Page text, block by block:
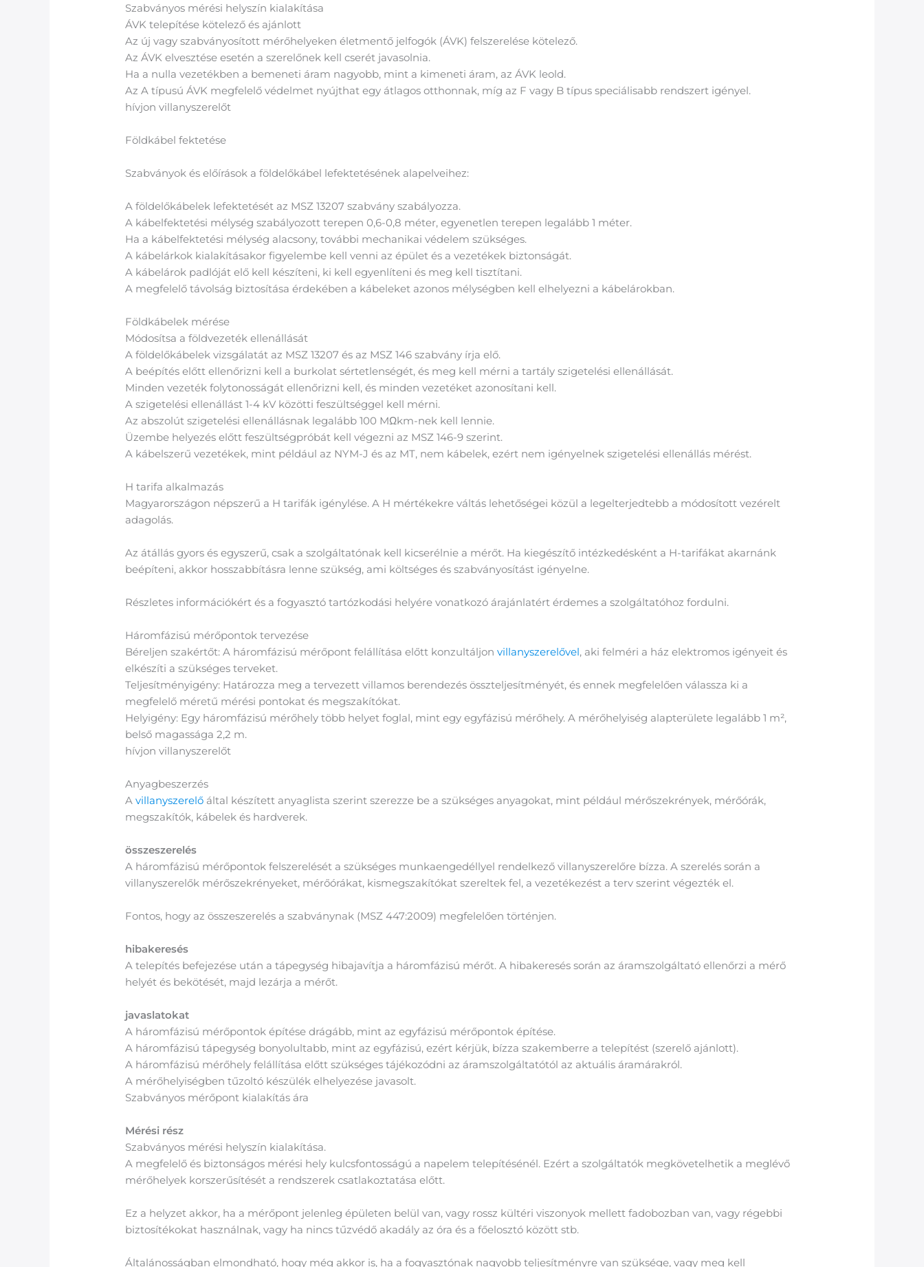
Szabványos mérési helyszín kialakítása
ÁVK telepítése kötelező és ajánlott
Az új vagy szabványosított mérőhelyeken életmentő jelfogók (ÁVK) felszerelése kötelező.
Az ÁVK elvesztése esetén a szerelőnek kell cserét javasolnia.
Ha a nulla vezetékben a bemeneti áram nagyobb, mint a kimeneti áram, az ÁVK leold.
Az A típusú ÁVK megfelelő védelmet nyújthat egy átlagos otthonnak, míg az F vagy B típus speciálisabb rendszert igényel.
hívjon villanyszerelőt
Földkábel fektetése
Szabványok és előírások a földelőkábel lefektetésének alapelveihez:
A földelőkábelek lefektetését az MSZ 13207 szabvány szabályozza.
A kábelfektetési mélység szabályozott terepen 0,6-0,8 méter, egyenetlen terepen legalább 1 méter.
Ha a kábelfektetési mélység alacsony, további mechanikai védelem szükséges.
A kábelárkok kialakításakor figyelembe kell venni az épület és a vezetékek biztonságát.
A kábelárok padlóját elő kell készíteni, ki kell egyenlíteni és meg kell tisztítani.
A megfelelő távolság biztosítása érdekében a kábeleket azonos mélységben kell elhelyezni a kábelárokban.
Földkábelek mérése
Módosítsa a földvezeték ellenállását
A földelőkábelek vizsgálatát az MSZ 13207 és az MSZ 146 szabvány írja elő.
A beépítés előtt ellenőrizni kell a burkolat sértetlenségét, és meg kell mérni a tartály szigetelési ellenállását.
Minden vezeték folytonosságát ellenőrizni kell, és minden vezetéket azonosítani kell.
A szigetelési ellenállást 1-4 kV közötti feszültséggel kell mérni.
Az abszolút szigetelési ellenállásnak legalább 100 MΩkm-nek kell lennie.
Üzembe helyezés előtt feszültségpróbát kell végezni az MSZ 146-9 szerint.
A kábelszerű vezetékek, mint például az NYM-J és az MT, nem kábelek, ezért nem igényelnek szigetelési ellenállás mérést.
H tarifa alkalmazás
Magyarországon népszerű a H tarifák igénylése. A H mértékekre váltás lehetőségei közül a legelterjedtebb a módosított vezérelt
adagolás.
Az átállás gyors és egyszerű, csak a szolgáltatónak kell kicserélnie a mérőt. Ha kiegészítő intézkedésként a H-tarifákat akarnánk
beépíteni, akkor hosszabbításra lenne szükség, ami költséges és szabványosítást igényelne.
Részletes információkért és a fogyasztó tartózkodási helyére vonatkozó árajánlatért érdemes a szolgáltatóhoz fordulni.
Háromfázisú mérőpontok tervezése
Béreljen szakértőt: A háromfázisú mérőpont felállítása előtt konzultáljonvillanyszerelővel, aki felméri a ház elektromos igényeit és
elkészíti a szükséges terveket.
Teljesítményigény: Határozza meg a tervezett villamos berendezés összteljesítményét, és ennek megfelelően válassza ki a
megfelelő méretű mérési pontokat és megszakítókat.
Helyigény: Egy háromfázisú mérőhely több helyet foglal, mint egy egyfázisú mérőhely. A mérőhelyiség alapterülete legalább 1 m²,
belső magassága 2,2 m.
hívjon villanyszerelőt
Anyagbeszerzés
Avillanyszerelő által készített anyaglista szerint szerezze be a szükséges anyagokat, mint például mérőszekrények, mérőórák,
megszakítók, kábelek és hardverek.
összeszerelés
A háromfázisú mérőpontok felszerelését a szükséges munkaengedéllyel rendelkező villanyszerelőre bízza. A szerelés során a
villanyszerelők mérőszekrényeket, mérőórákat, kismegszakítókat szereltek fel, a vezetékezést a terv szerint végezték el.
Fontos, hogy az összeszerelés a szabványnak (MSZ 447:2009) megfelelően történjen.
hibakeresés
A telepítés befejezése után a tápegység hibajavítja a háromfázisú mérőt. A hibakeresés során az áramszolgáltató ellenőrzi a mérő
helyét és bekötését, majd lezárja a mérőt.
javaslatokat
A háromfázisú mérőpontok építése drágább, mint az egyfázisú mérőpontok építése.
A háromfázisú tápegység bonyolultabb, mint az egyfázisú, ezért kérjük, bízza szakemberre a telepítést (szerelő ajánlott).
A háromfázisú mérőhely felállítása előtt szükséges tájékozódni az áramszolgáltatótól az aktuális áramárakról.
A mérőhelyiségben tűzoltó készülék elhelyezése javasolt.
Szabványos mérőpont kialakítás ára
Mérési rész
Szabványos mérési helyszín kialakítása.
A megfelelő és biztonságos mérési hely kulcsfontosságú a napelem telepítésénél. Ezért a szolgáltatók megkövetelhetik a meglévő
mérőhelyek korszerűsítését a rendszerek csatlakoztatása előtt.
Ez a helyzet akkor, ha a mérőpont jelenleg épületen belül van, vagy rossz kültéri viszonyok mellett fadobozban van, vagy régebbi
biztosítékokat használnak, vagy ha nincs tűzvédő akadály az óra és a főelosztó között stb.
Általánosságban elmondható, hogy még akkor is, ha a fogyasztónak nagyobb teljesítményre van szüksége, vagy meg kell